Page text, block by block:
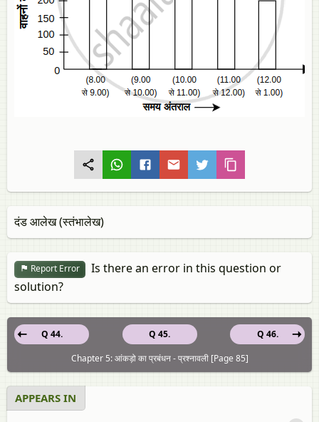
दंड आलेख (स्तंभालेख)
Report Error
Is there an error in this question or
solution?
Q 45.
Q 44.
Q 46.
Chapter 5: आंकड़ो का प्रबंधन - प्रश्नावली [Page 85]
APPEARS IN